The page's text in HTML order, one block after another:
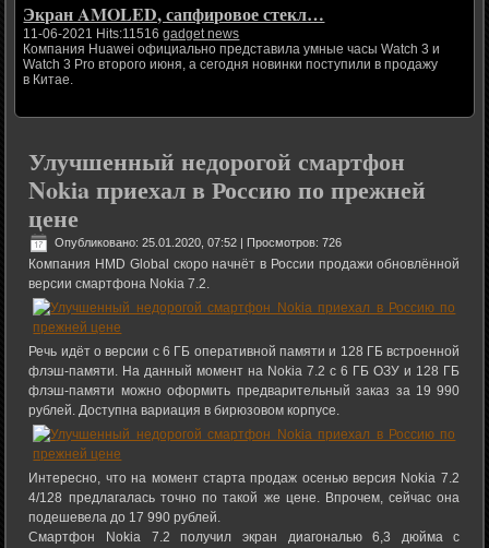
Экран AMOLED, сапфировое стекл…
11-06-2021 Hits:11516gadget news
Компания Huawei официально представила умные часы Watch 3 и
Watch 3 Pro второго июня, а сегодня новинки поступили в продажу
в Китае.
Улучшенный недорогой смартфон
Nokia приехал в Россию по прежней
цене
Опубликовано: 25.01.2020, 07:52 | Просмотров: 726
Компания HMD Global скоро начнёт в России продажи обновлённой
версии смартфона Nokia 7.2.
Речь идёт о версии с 6 ГБ оперативной памяти и 128 ГБ встроенной
флэш-памяти. На данный момент на Nokia 7.2 с 6 ГБ ОЗУ и 128 ГБ
флэш-памяти можно оформить предварительный заказ за 19 990
рублей. Доступна вариация в бирюзовом корпусе.
Интересно, что на момент старта продаж осенью версия Nokia 7.2
4/128 предлагалась точно по такой же цене. Впрочем, сейчас она
подешевела до 17 990 рублей.
Смартфон Nokia 7.2 получил экран диагональю 6,3 дюйма с